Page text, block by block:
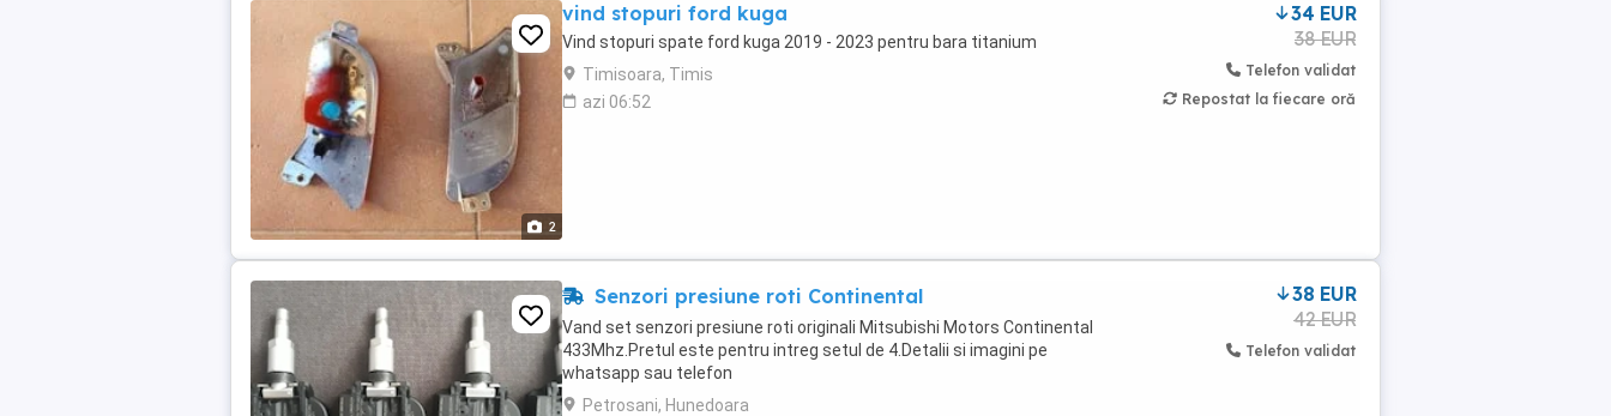
2
vind stopuri ford kuga
Vind stopuri spate ford kuga 2019 - 2023 pentru bara titanium
Timisoara, Timis
azi 06:52
34 EUR
38 EUR
Telefon validat
Repostat la fiecare oră
Senzori presiune roti Continental
Vand set senzori presiune roti originali Mitsubishi Motors Continental
433Mhz.Pretul este pentru intreg setul de 4.Detalii si imagini pe
whatsapp sau telefon
Petrosani, Hunedoara
38 EUR
42 EUR
Telefon validat